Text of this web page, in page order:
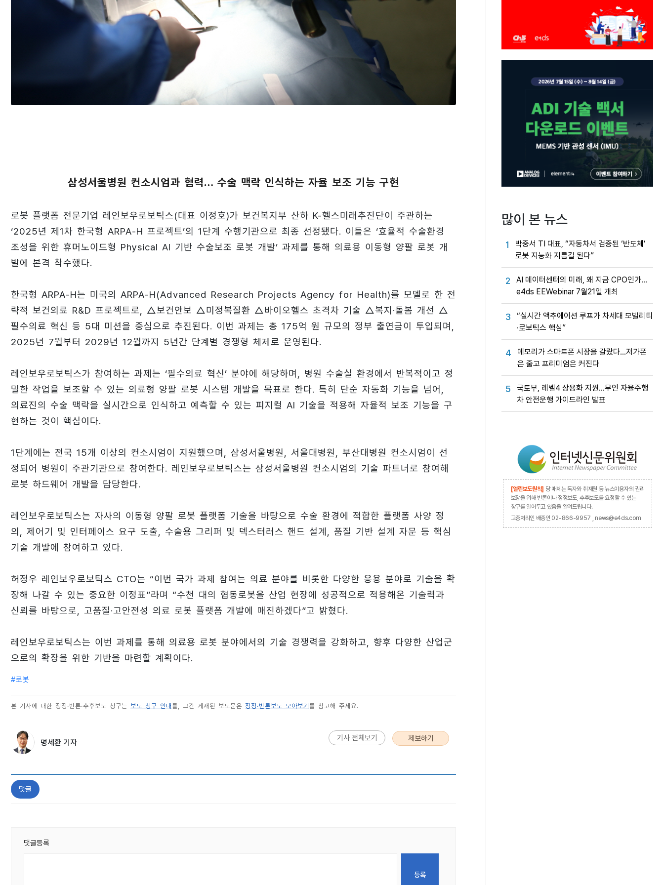
삼성서울병원 컨소시엄과 협력… 수술 맥락 인식하는 자율 보조 기능 구현
로봇 플랫폼 전문기업 레인보우로보틱스(대표 이정호)가 보건복지부 산하 K-헬스미래추진단이 주관하는
‘2025년 제1차 한국형 ARPA-H 프로젝트’의 1단계 수행기관으로 최종 선정됐다. 이들은 ‘효율적 수술환경
조성을 위한 휴머노이드형 Physical AI 기반 수술보조 로봇 개발’ 과제를 통해 의료용 이동형 양팔 로봇 개
발에 본격 착수했다.
한국형 ARPA-H는 미국의 ARPA-H(Advanced Research Projects Agency for Health)를 모델로 한 전
략적 보건의료 R&D 프로젝트로, △보건안보 △미정복질환 △바이오헬스 초격차 기술 △복지·돌봄 개선 △
필수의료 혁신 등 5대 미션을 중심으로 추진된다. 이번 과제는 총 175억 원 규모의 정부 출연금이 투입되며,
2025년 7월부터 2029년 12월까지 5년간 단계별 경쟁형 체제로 운영된다.
레인보우로보틱스가 참여하는 과제는 ‘필수의료 혁신’ 분야에 해당하며, 병원 수술실 환경에서 반복적이고 정
밀한 작업을 보조할 수 있는 의료형 양팔 로봇 시스템 개발을 목표로 한다. 특히 단순 자동화 기능을 넘어,
의료진의 수술 맥락을 실시간으로 인식하고 예측할 수 있는 피지컬 AI 기술을 적용해 자율적 보조 기능을 구
현하는 것이 핵심이다.
1단계에는 전국 15개 이상의 컨소시엄이 지원했으며, 삼성서울병원, 서울대병원, 부산대병원 컨소시엄이 선
정되어 병원이 주관기관으로 참여한다. 레인보우로보틱스는 삼성서울병원 컨소시엄의 기술 파트너로 참여해
로봇 하드웨어 개발을 담당한다.
레인보우로보틱스는 자사의 이동형 양팔 로봇 플랫폼 기술을 바탕으로 수술 환경에 적합한 플랫폼 사양 정
의, 제어기 및 인터페이스 요구 도출, 수술용 그리퍼 및 덱스터러스 핸드 설계, 품질 기반 설계 자문 등 핵심
기술 개발에 참여하고 있다.
허정우 레인보우로보틱스 CTO는 “이번 국가 과제 참여는 의료 분야를 비롯한 다양한 응용 분야로 기술을 확
장해 나갈 수 있는 중요한 이정표”라며 “수천 대의 협동로봇을 산업 현장에 성공적으로 적용해온 기술력과
신뢰를 바탕으로, 고품질·고안전성 의료 로봇 플랫폼 개발에 매진하겠다”고 밝혔다.
레인보우로보틱스는 이번 과제를 통해 의료용 로봇 분야에서의 기술 경쟁력을 강화하고, 향후 다양한 산업군
으로의 확장을 위한 기반을 마련할 계획이다.
#로봇
본 기사에 대한 정정·반론·추후보도 청구는 보도 청구 안내 를, 그간 게재된 보도문은 정정·반론보도 모아보기 를 참고해 주세요.
명세환 기자 기사 전체보기 제보하기
댓글
댓글등록
많이 본 뉴스
1
박중서 TI 대표, “자동차서 검증된 ‘반도체’
로봇 지능화 지름길 된다”
2
AI 데이터센터의 미래, 왜 지금 CPO인가…
e4ds EEWebinar 7월21일 개최
3
“실시간 액추에이션 루프가 차세대 모빌리티
·로보틱스 핵심”
4
메모리가 스마트폰 시장을 갈랐다…저가폰
은 줄고 프리미엄은 커진다
5
국토부, 레벨4 상용화 지원…무인 자율주행
차 안전운행 가이드라인 발표
[열린보도원칙] 당 매체는 독자와 취재원 등 뉴스이용자의 권리
보장을 위해 반론이나 정정보도, 추후보도를 요청할 수 있는
창구를 열어두고 있음을 알려드립니다.
고충처리인 배종인 02-866-9957 , news@e4ds.com